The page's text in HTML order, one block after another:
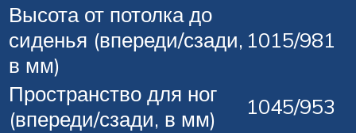
Высота от потолка до
сиденья (впереди/сзади,
в мм)
1015/981
Пространство для ног
(впереди/сзади, в мм)
1045/953